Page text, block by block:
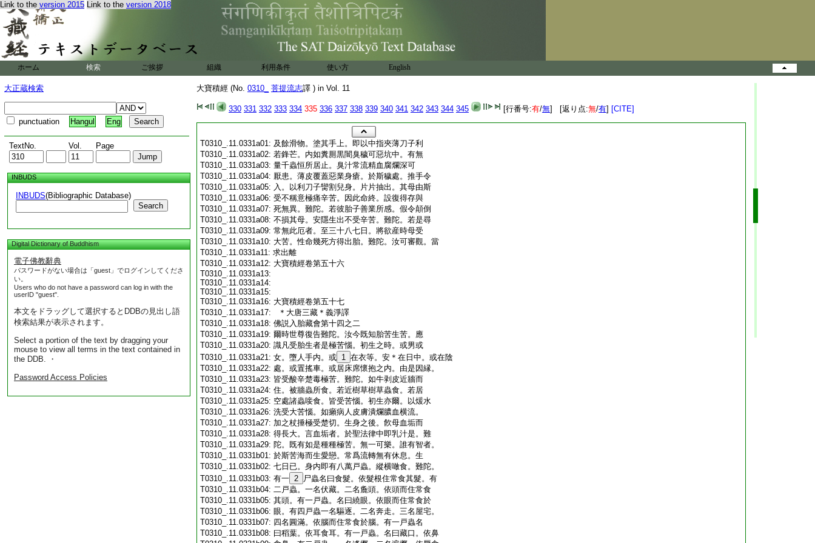
Link to the version 2015 Link to the version 2018
ホーム 検索 ご挨拶 組織 利用条件 使い方 English
大正蔵検索
punctuation Hangul Eng
TextNo. Vol. Page
INBUDS
INBUDS(Bibliographic Database)
Search
Digital Dictionary of Buddhism
電子佛教辭典
パスワードがない場合は「guest」でログインしてくださ
い。
Users who do not have a password can log in with the
userID "guest".
本文をドラッグして選択するとDDBの見出し語
検索結果が表示されます。
Select a portion of the text by dragging your
mouse to view all terms in the text contained in
the DDB. ・
Password Access Policies
大寶積經 (No. 0310_ 菩提流志譯 ) in Vol. 11
330 331 332 333 334 335 336 337 338 339 340 341 342 343 344 345 [行番号:有/無] [返り点:無/有] [CITE]
T0310_.11.0331a01: 及餘滑物。塗其手上。即以中指夾薄刀子利
T0310_.11.0331a02: 若鋒芒。内如糞厠黒闇臭穢可惡坑中。有無
T0310_.11.0331a03: 量千蟲恒所居止。臭汁常流精血腐爛深可
T0310_.11.0331a04: 厭患。薄皮覆蓋惡業身瘡。於斯穢處。推手令
T0310_.11.0331a05: 入。以利刀子臠割兒身。片片抽出。其母由斯
T0310_.11.0331a06: 受不稱意極痛辛苦。因此命終。設復得存與
T0310_.11.0331a07: 死無異。難陀。若彼胎子善業所感。假令顛倒
T0310_.11.0331a08: 不損其母。安隱生出不受辛苦。難陀。若是尋
T0310_.11.0331a09: 常無此厄者。至三十八七日。將欲産時母受
T0310_.11.0331a10: 大苦。性命幾死方得出胎。難陀。汝可審觀。當
T0310_.11.0331a11: 求出離
T0310_.11.0331a12: 大寶積經卷第五十六
T0310_.11.0331a13:
T0310_.11.0331a14:
T0310_.11.0331a15:
T0310_.11.0331a16: 大寶積經卷第五十七
T0310_.11.0331a17:
＊大唐三藏＊義淨譯
T0310_.11.0331a18: 佛説入胎藏會第十四之二
T0310_.11.0331a19: 爾時世尊復告難陀。汝今既知胎苦生苦。應
T0310_.11.0331a20: 識凡受胎生者是極苦惱。初生之時。或男或
T0310_.11.0331a21: 女。墮人手内。或 1 在衣等。安＊在日中。或在陰
T0310_.11.0331a22: 處。或置搖車。或居床席懷抱之内。由是因縁。
T0310_.11.0331a23: 皆受酸辛楚毒極苦。難陀。如牛剥皮近牆而
T0310_.11.0331a24: 住。被牆蟲所食。若近樹草樹草蟲食。若居
T0310_.11.0331a25: 空處諸蟲唼食。皆受苦惱。初生亦爾。以煖水
T0310_.11.0331a26: 洗受大苦惱。如癩病人皮膚潰爛膿血横流。
T0310_.11.0331a27: 加之杖捶極受楚切。生身之後。飮母血垢而
T0310_.11.0331a28: 得長大。言血垢者。於聖法律中即乳汁是。難
T0310_.11.0331a29: 陀。既有如是種種極苦。無一可樂。誰有智者。
T0310_.11.0331b01: 於斯苦海而生愛戀。常爲流轉無有休息。生
T0310_.11.0331b02: 七日已。身内即有八萬戸蟲。縱横噉食。難陀。
T0310_.11.0331b03: 有一 2 尸蟲名曰食髮。依髮根住常食其髮。有
T0310_.11.0331b04: 二戸蟲。一名伏藏。二名麁頭。依頭而住常食
T0310_.11.0331b05: 其頭。有一戸蟲。名曰繞眼。依眼而住常食於
T0310_.11.0331b06: 眼。有四戸蟲一名驅逐。二名奔走。三名屋宅。
T0310_.11.0331b07: 四名圓滿。依腦而住常食於腦。有一戸蟲名
T0310_.11.0331b08: 曰稻葉。依耳食耳。有一戸蟲。名曰藏口。依鼻